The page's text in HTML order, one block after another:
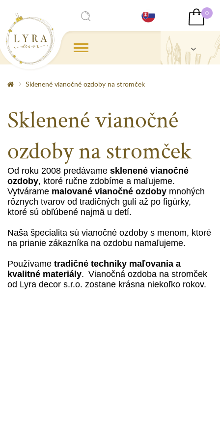
0
Sklenené vianočné ozdoby na stromček
Sklenené vianočné
ozdoby na stromček
Od roku 2008 predávame sklenené vianočné
ozdoby, ktoré ručne zdobíme a maľujeme.
Vytvárame malované vianočné ozdoby mnohých
rôznych tvarov od tradičných gulí až po figúrky,
ktoré sú obľúbené najmä u detí.
Naša špecialita sú vianočné ozdoby s menom, ktoré
na prianie zákazníka na ozdobu namaľujeme.
Používame tradičné techniky maľovania a
kvalitné materiály. Vianočná ozdoba na stromček
od Lyra decor s.r.o. zostane krásna niekoľko rokov.